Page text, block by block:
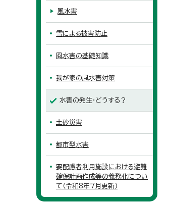
風水害
雪による被害防止
風水害の基礎知識
我が家の風水害対策
水害の発生・どうする？
土砂災害
都市型水害
要配慮者利用施設における避難
確保計画作成等の義務化につい
て（令和8年7月更新）